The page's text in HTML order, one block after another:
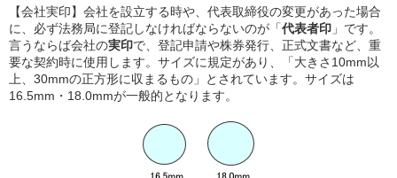
【会社実印】会社を設立する時や、代表取締役の変更があった場合
に、必ず法務局に登記しなければならないのが「代表者印 」です。
言うならば会社の実印で、登記申請や株券発行、正式文書など、重
要な契約時に使用します。サイズに規定があり、「大きさ10mm以
上、30mmの正方形に収まるもの」とされています。サイズは
16.5mm・18.0mmが一般的となります。